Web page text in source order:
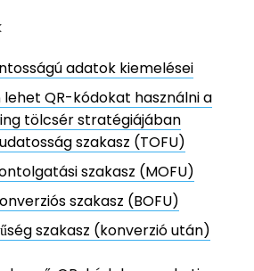
adatok kiemelései
lehet QR-kódokat használni a
tölcsér stratégiájában
szakasz (TOFU)
szakasz (MOFU)
szakasz (BOFU)
szakasz (konverzió után)